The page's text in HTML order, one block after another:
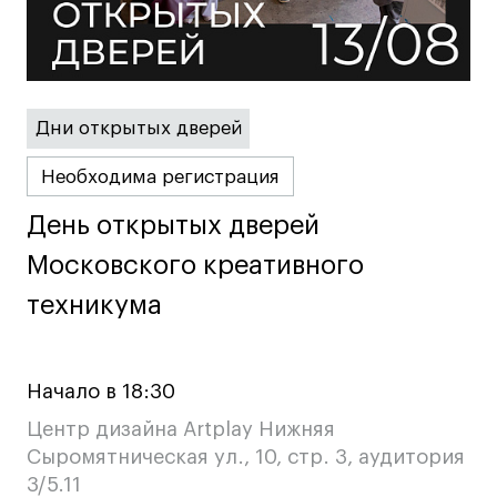
Карьера
Ассоциация выпускников
Центр карьеры
Живые проекты
Конкурсы
Участие в выставках
Проекты студентов
«Живые» проекты
Участие в выставках
Britanka New Creatives
Дни открытых дверей
Необходима регистрация
День открытых дверей
Московского креативного
техникума
День открытых дверей
Московского креативного
техникума
Начало в 18:30
Центр дизайна Artplay Нижняя
Сыромятническая ул., 10, стр. 3, аудитория
3/5.11